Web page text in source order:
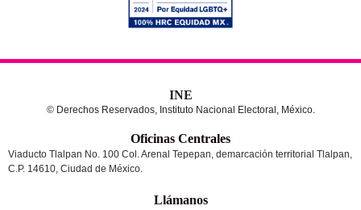
INE
© Derechos Reservados, Instituto Nacional Electoral, México.
Oficinas Centrales
Viaducto Tlalpan No. 100 Col. Arenal Tepepan, demarcación territorial Tlalpan,
C.P. 14610, Ciudad de México.
Llámanos